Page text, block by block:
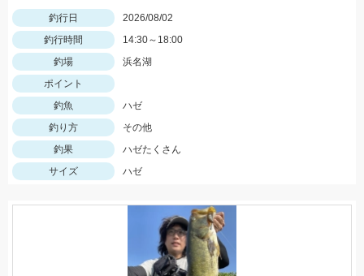
釣行日
2026/08/02
釣行時間
14:30～18:00
釣場
浜名湖
ポイント
釣魚
ハゼ
釣り方
その他
釣果
ハゼたくさん
サイズ
ハゼ